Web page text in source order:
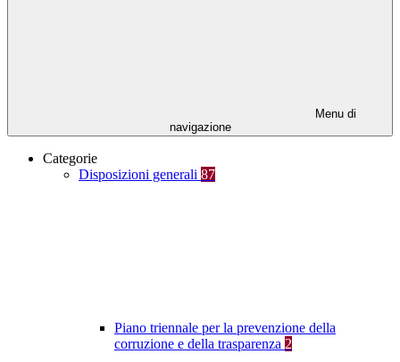
Menu di
navigazione
Categorie
Disposizioni generali 87
Piano triennale per la prevenzione della
corruzione e della trasparenza 2